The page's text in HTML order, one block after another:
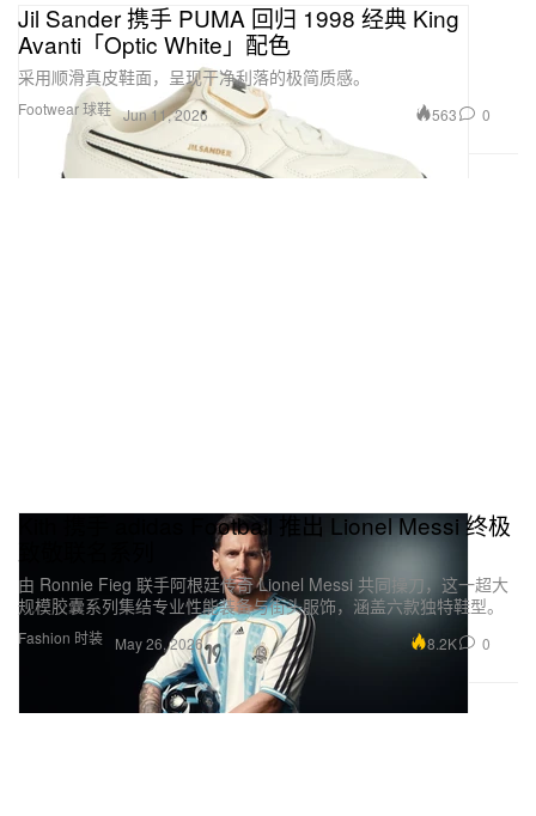
Footwear 球鞋
Jil Sander 携手 PUMA 回归 1998 经典 King
Avanti「Optic White」配色
采用顺滑真皮鞋面，呈现干净利落的极简质感。
Jun 11, 2026 563 0
Fashion 时装
Kith 携手 adidas Football 推出 Lionel Messi 终极
由 Ronnie Fieg 联手阿根廷传奇 Lionel Messi 共同操刀，这一超大
规模胶囊系列集结专业性能装备与街头服饰，涵盖六款独特鞋型。
May 26, 2026 8.2K 0